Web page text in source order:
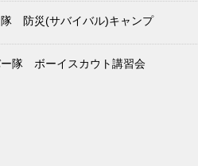
隊 防災(サバイバル)キャンプ
ー隊 ボーイスカウト講習会